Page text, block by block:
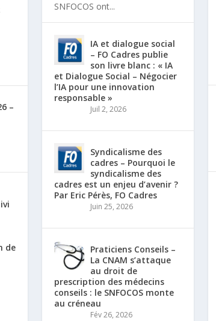
–
de
SNFOCOS ont...
IA et dialogue social
– FO Cadres publie
son livre blanc : « IA
et Dialogue Social – Négocier
l’IA pour une innovation
responsable »
Juil 2, 2026
Syndicalisme des
cadres – Pourquoi le
syndicalisme des
cadres est un enjeu d’avenir ?
Par Eric Pérès, FO Cadres
Juin 25, 2026
Praticiens Conseils –
La CNAM s’attaque
au droit de
prescription des médecins
conseils : le SNFOCOS monte
au créneau
Fév 26, 2026